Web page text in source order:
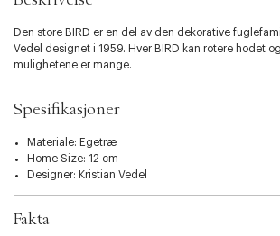
t
.
v
a
r
i
a
.
s
Den store BIRD er en del av den dekorative
Vedel designet i 1959. Hver BIRD kan rotere hodet
mulighetene er mange.
Spesifikasjoner
Materiale: Egetræ
Home Size: 12 cm
Designer: Kristian Vedel
Fakta